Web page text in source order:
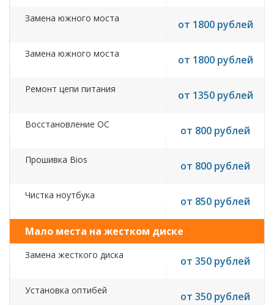
Замена южного моста от 1800 рублей
Замена южного моста от 1800 рублей
Ремонт цепи питания от 1350 рублей
Восстановление ОС от 800 рублей
Прошивка Bios от 800 рублей
Чистка ноутбука от 850 рублей
Мало места на жестком диске
Замена жесткого диска от 350 рублей
Установка оптибей от 350 рублей